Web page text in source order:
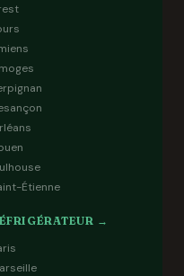
Étienne
→